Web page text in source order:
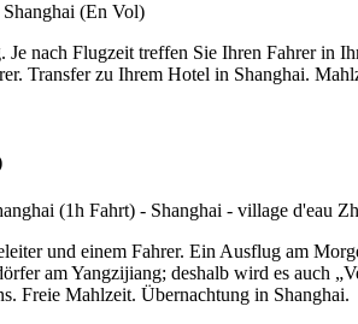
nach Flugzeit treffen Sie Ihren Fahrer
Transfer zu Ihrem Hotel in Shanghai.
und einem Fahrer. Ein Ausflug am
am Yangzijiang; deshalb wird es auch
Freie Mahlzeit. Übernachtung in Shanghai.